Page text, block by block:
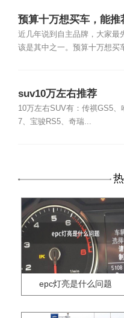
预算十万想买车，能推
近几年说到自主品牌，大家最
该是其中之一。预算十万想买
suv10万左右推荐
10万左右SUV有：传祺GS5、
7、宝骏RS5、奇瑞...
epc灯亮是什么问题